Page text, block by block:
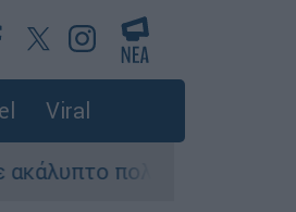
Viral
πολυκατοικίας στη